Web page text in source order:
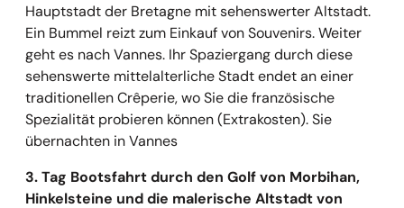
Hauptstadt der Bretagne mit sehenswerter Altstadt.
Ein Bummel reizt zum Einkauf von Souvenirs. Weiter
geht es nach Vannes. Ihr Spaziergang durch diese
sehenswerte mittelalterliche Stadt endet an einer
traditionellen Crêperie, wo Sie die französische
Spezialität probieren können (Extrakosten). Sie
übernachten in Vannes
3. Tag Bootsfahrt durch den Golf von Morbihan,
Hinkelsteine und die malerische Altstadt von